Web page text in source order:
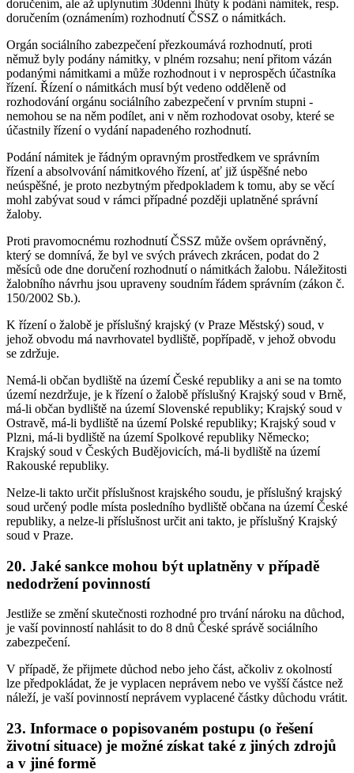
doručením, ale až uplynutím 30denní lhůty k podání námitek, resp.
doručením (oznámením) rozhodnutí ČSSZ o námitkách.
Orgán sociálního zabezpečení přezkoumává rozhodnutí, proti
němuž byly podány námitky, v plném rozsahu; není přitom vázán
podanými námitkami a může rozhodnout i v neprospěch účastníka
řízení. Řízení o námitkách musí být vedeno odděleně od
rozhodování orgánu sociálního zabezpečení v prvním stupni -
nemohou se na něm podílet, ani v něm rozhodovat osoby, které se
účastnily řízení o vydání napadeného rozhodnutí.
Podání námitek je řádným opravným prostředkem ve správním
řízení a absolvování námitkového řízení, ať již úspěšné nebo
neúspěšné, je proto nezbytným předpokladem k tomu, aby se věcí
mohl zabývat soud v rámci případné později uplatněné správní
žaloby.
Proti pravomocnému rozhodnutí ČSSZ může ovšem oprávněný,
který se domnívá, že byl ve svých právech zkrácen, podat do 2
měsíců ode dne doručení rozhodnutí o námitkách žalobu. Náležitosti
žalobního návrhu jsou upraveny soudním řádem správním (zákon č.
150/2002 Sb.).
K řízení o žalobě je příslušný krajský (v Praze Městský) soud, v
jehož obvodu má navrhovatel bydliště, popřípadě, v jehož obvodu
se zdržuje.
Nemá-li občan bydliště na území České republiky a ani se na tomto
území nezdržuje, je k řízení o žalobě příslušný Krajský soud v Brně,
má-li občan bydliště na území Slovenské republiky; Krajský soud v
Ostravě, má-li bydliště na území Polské republiky; Krajský soud v
Plzni, má-li bydliště na území Spolkové republiky Německo;
Krajský soud v Českých Budějovicích, má-li bydliště na území
Rakouské republiky.
Nelze-li takto určit příslušnost krajského soudu, je příslušný krajský
soud určený podle místa posledního bydliště občana na území České
republiky, a nelze-li příslušnost určit ani takto, je příslušný Krajský
soud v Praze.
20. Jaké sankce mohou být uplatněny v případě
nedodržení povinností
Jestliže se změní skutečnosti rozhodné pro trvání nároku na důchod,
je vaší povinností nahlásit to do 8 dnů České správě sociálního
zabezpečení.
V případě, že přijmete důchod nebo jeho část, ačkoliv z okolností
lze předpokládat, že je vyplacen neprávem nebo ve vyšší částce než
náleží, je vaší povinností neprávem vyplacené částky důchodu vrátit.
23. Informace o popisovaném postupu (o řešení
životní situace) je možné získat také z jiných zdrojů
a v jiné formě